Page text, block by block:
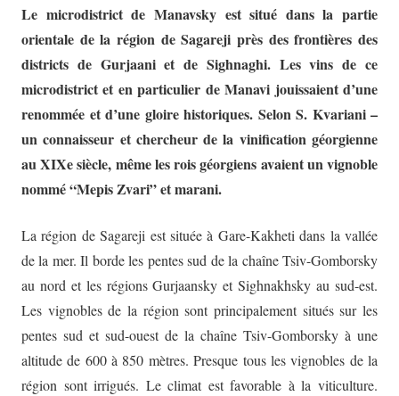
Le microdistrict de Manavsky est situé dans la partie
orientale de la région de Sagareji près des frontières des
districts de Gurjaani et de Sighnaghi. Les vins de ce
microdistrict et en particulier de Manavi jouissaient d’une
renommée et d’une gloire historiques. Selon S. Kvariani –
un connaisseur et chercheur de la vinification géorgienne
au XIXe siècle, même les rois géorgiens avaient un vignoble
nommé “Mepis Zvari” et marani.
La région de Sagareji est située à Gare-Kakheti dans la vallée
de la mer. Il borde les pentes sud de la chaîne Tsiv-Gomborsky
au nord et les régions Gurjaansky et Sighnakhsky au sud-est.
Les vignobles de la région sont principalement situés sur les
pentes sud et sud-ouest de la chaîne Tsiv-Gomborsky à une
altitude de 600 à 850 mètres. Presque tous les vignobles de la
région sont irrigués. Le climat est favorable à la viticulture.